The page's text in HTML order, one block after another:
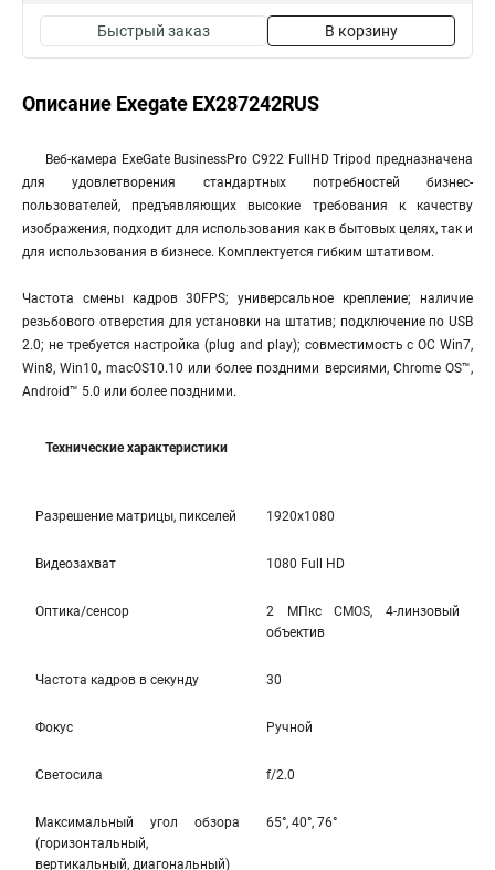
Быстрый заказ В корзину
Описание Exegate EX287242RUS
Веб-камера ExeGate BusinessPro C922 FullHD Tripod предназначена
для удовлетворения стандартных потребностей бизнес-
пользователей, предъявляющих высокие требования к качеству
изображения, подходит для использования как в бытовых целях, так и
для использования в бизнесе. Комплектуется гибким штативом.
Частота смены кадров 30FPS; универсальное крепление; наличие
резьбового отверстия для установки на штатив; подключение по USB
2.0; не требуется настройка (plug and play); совместимость с OC Win7,
Win8, Win10, macOS10.10 или более поздними версиями, Chrome OS™,
Android™ 5.0 или более поздними.
Технические характеристики
Разрешение матрицы, пикселей 1920x1080
Видеозахват 1080 Full HD
Оптика/сенсор
2 МПкс CMOS, 4-линзовый
объектив
Частота кадров в секунду 30
Фокус Ручной
Светосила f/2.0
Максимальный угол обзора
(горизонтальный,
вертикальный, диагональный)
65°, 40°, 76°